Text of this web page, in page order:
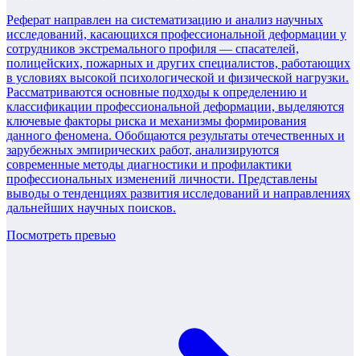
Реферат направлен на систематизацию и анализ научных
исследований, касающихся профессиональной деформации у
сотрудников экстремального профиля — спасателей,
полицейских, пожарных и других специалистов, работающих
в условиях высокой психологической и физической нагрузки.
Рассматриваются основные подходы к определению и
классификации профессиональной деформации, выделяются
ключевые факторы риска и механизмы формирования
данного феномена. Обобщаются результаты отечественных и
зарубежных эмпирических работ, анализируются
современные методы диагностики и профилактики
профессиональных изменений личности. Представлены
выводы о тенденциях развития исследований и направлениях
дальнейших научных поисков.
Посмотреть превью